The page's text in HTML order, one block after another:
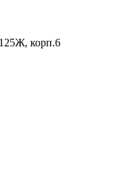
корп.6